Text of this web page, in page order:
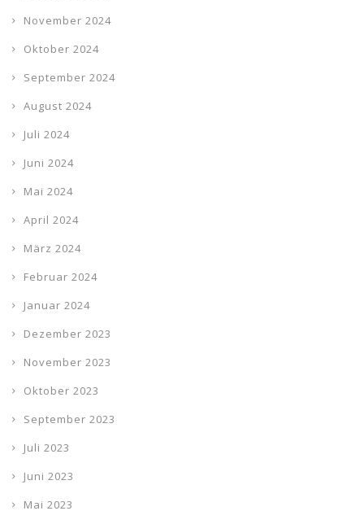
November 2024
Oktober 2024
September 2024
August 2024
Juli 2024
Juni 2024
Mai 2024
April 2024
März 2024
Februar 2024
Januar 2024
Dezember 2023
November 2023
Oktober 2023
September 2023
Juli 2023
Juni 2023
Mai 2023